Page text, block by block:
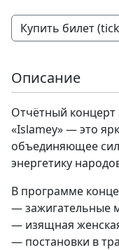
Купить билет
Описание
Отчётный концерт
«Islamey» — это
объединяющее
энергетику
В программе
— зажигательные
— изящная
— постановки в